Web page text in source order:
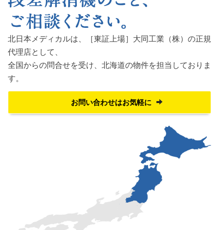
北日本メディカルは、［東証上場］大同工業（株）の正規
代理店として、
全国からの問合せを受け、 北海道の物件を担当しておりま
す。
お問い合わせはお気軽に